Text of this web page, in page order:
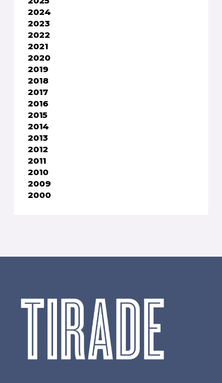
2024
2023
2022
2021
2020
2019
2018
2017
2016
2015
2014
2013
2012
2011
2010
2009
2000